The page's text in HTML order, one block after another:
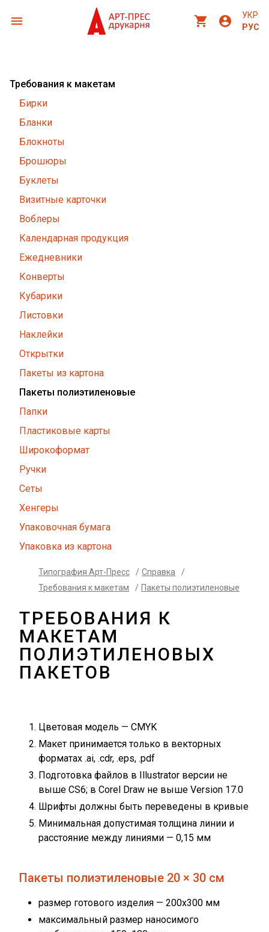
menu shopping_cart account_circle
УКР
РУС
Требования к макетам
Бирки
Бланки
Блокноты
Брошюры
Буклеты
Визитные карточки
Воблеры
Календарная продукция
Ежедневники
Конверты
Кубарики
Листовки
Наклейки
Открытки
Пакеты из картона
Пакеты полиэтиленовые
Папки
Пластиковые карты
Широкоформат
Ручки
Сеты
Хенгеры
Упаковочная бумага
Упаковка из картона
Типография Арт-Пресс / Справка
/
Требования к макетам
/ Пакеты полиэтиленовые
ТРЕБОВАНИЯ К
МАКЕТАМ
ПОЛИЭТИЛЕНОВЫХ
ПАКЕТОВ
Цветовая модель — CMYK
Макет принимается только в векторных
форматах .ai, .cdr, .eps, .pdf
Подготовка файлов в Illustrator версии не
выше CS6; в Corel Draw не выше Version 17.0
Шрифты должны быть переведены в кривые
Минимальная допустимая толщина линии и
расстояние между линиями — 0,15 мм
Пакеты полиэтиленовые 20 × 30 см
размер готового изделия — 200x300 мм
максимальный размер наносимого